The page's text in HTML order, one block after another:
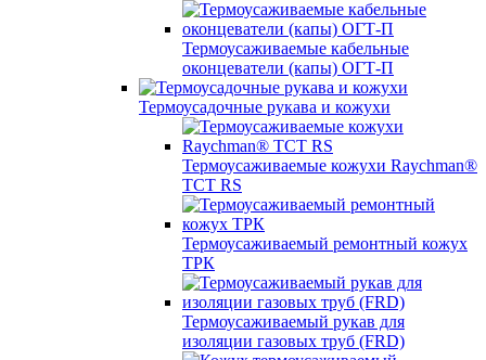
Термоусаживаемые кабельные
оконцеватели (капы) ОГТ-П
Термоусадочные рукава и кожухи
Термоусаживаемые кожухи Raychman®
TCT RS
Термоусаживаемый ремонтный кожух
ТРК
Термоусаживаемый рукав для
изоляции газовых труб (FRD)